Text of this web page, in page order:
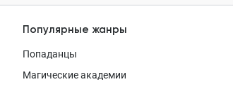
Популярные жанры
Попаданцы
Магические академии